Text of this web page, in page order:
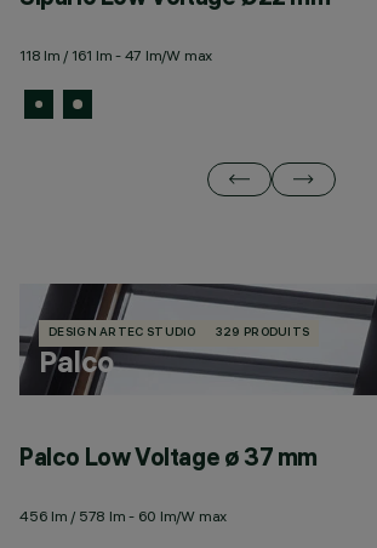
118 lm / 161 lm - 47 lm/W max
DESIGN ARTEC STUDIO 329 PRODUITS
Palco
Palco Low Voltage ø 37 mm
456 lm / 578 lm - 60 lm/W max